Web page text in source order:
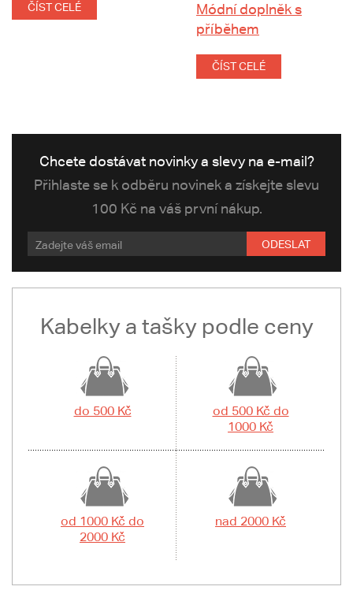
ČÍST CELÉ
Módní doplněk s
příběhem
ČÍST CELÉ
Chcete dostávat novinky a slevy na e-mail?
Přihlaste se k odběru novinek a získejte slevu
100 Kč na váš první nákup.
ODESLAT
Kabelky a tašky podle ceny
do 500 Kč
od 500 Kč do
1000 Kč
od 1000 Kč do
2000 Kč
nad 2000 Kč